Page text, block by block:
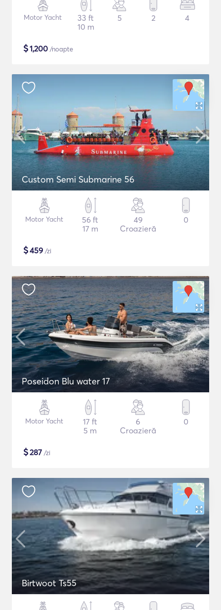
Motor Yacht
33 ft
10 m
5 2 4
$1,200 /noapte
Custom Semi Submarine 56
Motor Yacht
56 ft
17 m
49
Croazieră
0
$459 /zi
Poseidon Blu water 17
Motor Yacht
17 ft
5 m
6
Croazieră
0
$287 /zi
Birtwoot Ts55